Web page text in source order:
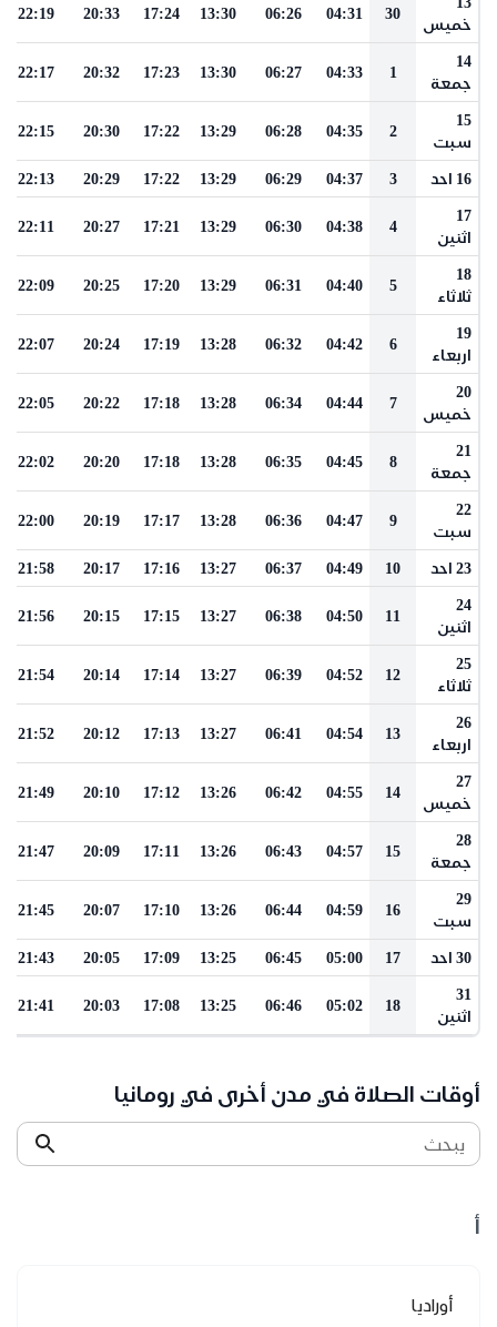
خميس
30
04:31
06:26
13:30
17:24
20:33
22:19
14
جمعة
1
04:33
06:27
13:30
17:23
20:32
22:17
15
سبت
2
04:35
06:28
13:29
17:22
20:30
22:15
16 احد 3
04:37
06:29
13:29
17:22
20:29
22:13
17
اثنين
4
04:38
06:30
13:29
17:21
20:27
22:11
18
ثلاثاء
5
04:40
06:31
13:29
17:20
20:25
22:09
19
اربعاء
6
04:42
06:32
13:28
17:19
20:24
22:07
20
خميس
7
04:44
06:34
13:28
17:18
20:22
22:05
21
جمعة
8
04:45
06:35
13:28
17:18
20:20
22:02
22
سبت
9
04:47
06:36
13:28
17:17
20:19
22:00
23 احد 10
04:49
06:37
13:27
17:16
20:17
21:58
24
اثنين
11
04:50
06:38
13:27
17:15
20:15
21:56
25
ثلاثاء
12
04:52
06:39
13:27
17:14
20:14
21:54
26
اربعاء
13
04:54
06:41
13:27
17:13
20:12
21:52
27
خميس
14
04:55
06:42
13:26
17:12
20:10
21:49
28
جمعة
15
04:57
06:43
13:26
17:11
20:09
21:47
29
سبت
16
04:59
06:44
13:26
17:10
20:07
21:45
30 احد 17
05:00
06:45
13:25
17:09
20:05
21:43
31
اثنين
18
05:02
06:46
13:25
17:08
20:03
21:41
أوقات الصلاة في مدن أخرى في رومانيا
يبحث
أ
أوراديا